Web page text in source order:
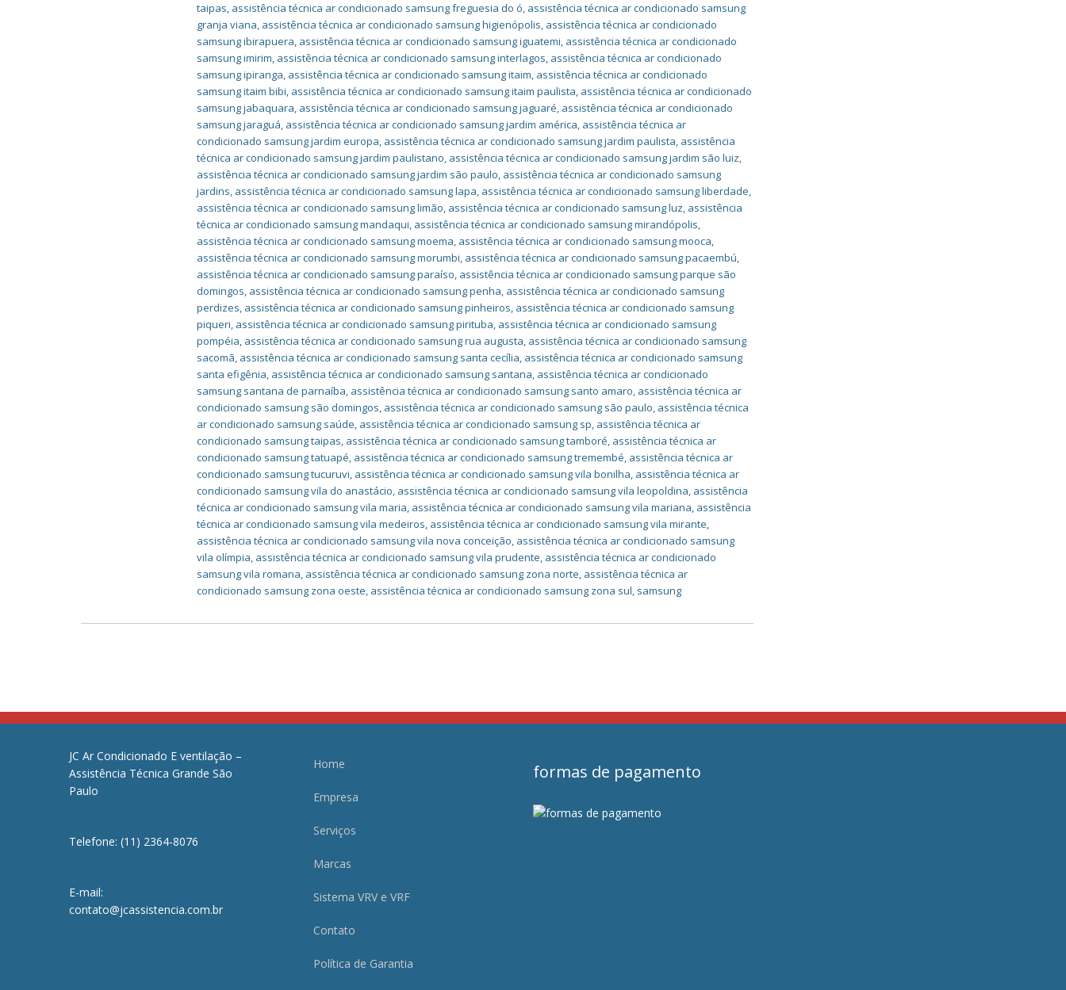
taipas, assistência técnica ar condicionado samsung freguesia do ó, assistência técnica ar condicionado samsung
granja viana, assistência técnica ar condicionado samsung higienópolis, assistência técnica ar condicionado
samsung ibirapuera, assistência técnica ar condicionado samsung iguatemi, assistência técnica ar condicionado
samsung imirim, assistência técnica ar condicionado samsung interlagos, assistência técnica ar condicionado
samsung ipiranga, assistência técnica ar condicionado samsung itaim, assistência técnica ar condicionado
samsung itaim bibi, assistência técnica ar condicionado samsung itaim paulista, assistência técnica ar condicionado
samsung jabaquara, assistência técnica ar condicionado samsung jaguaré, assistência técnica ar condicionado
samsung jaraguá, assistência técnica ar condicionado samsung jardim américa, assistência técnica ar
condicionado samsung jardim europa, assistência técnica ar condicionado samsung jardim paulista, assistência
técnica ar condicionado samsung jardim paulistano, assistência técnica ar condicionado samsung jardim são luiz,
assistência técnica ar condicionado samsung jardim são paulo, assistência técnica ar condicionado samsung
jardins, assistência técnica ar condicionado samsung lapa, assistência técnica ar condicionado samsung liberdade,
assistência técnica ar condicionado samsung limão, assistência técnica ar condicionado samsung luz, assistência
técnica ar condicionado samsung mandaqui, assistência técnica ar condicionado samsung mirandópolis,
assistência técnica ar condicionado samsung moema, assistência técnica ar condicionado samsung mooca,
assistência técnica ar condicionado samsung morumbi, assistência técnica ar condicionado samsung pacaembú,
assistência técnica ar condicionado samsung paraíso, assistência técnica ar condicionado samsung parque são
domingos, assistência técnica ar condicionado samsung penha, assistência técnica ar condicionado samsung
perdizes, assistência técnica ar condicionado samsung pinheiros, assistência técnica ar condicionado samsung
piqueri, assistência técnica ar condicionado samsung pirituba, assistência técnica ar condicionado samsung
pompéia, assistência técnica ar condicionado samsung rua augusta, assistência técnica ar condicionado samsung
sacomã, assistência técnica ar condicionado samsung santa cecília, assistência técnica ar condicionado samsung
santa efigênia, assistência técnica ar condicionado samsung santana, assistência técnica ar condicionado
samsung santana de parnaíba, assistência técnica ar condicionado samsung santo amaro, assistência técnica ar
condicionado samsung são domingos, assistência técnica ar condicionado samsung são paulo, assistência técnica
ar condicionado samsung saúde, assistência técnica ar condicionado samsung sp, assistência técnica ar
condicionado samsung taipas, assistência técnica ar condicionado samsung tamboré, assistência técnica ar
condicionado samsung tatuapé, assistência técnica ar condicionado samsung tremembé, assistência técnica ar
condicionado samsung tucuruvi, assistência técnica ar condicionado samsung vila bonilha, assistência técnica ar
condicionado samsung vila do anastácio, assistência técnica ar condicionado samsung vila leopoldina, assistência
técnica ar condicionado samsung vila maria, assistência técnica ar condicionado samsung vila mariana, assistência
técnica ar condicionado samsung vila medeiros, assistência técnica ar condicionado samsung vila mirante,
assistência técnica ar condicionado samsung vila nova conceição, assistência técnica ar condicionado samsung
vila olímpia, assistência técnica ar condicionado samsung vila prudente, assistência técnica ar condicionado
samsung vila romana, assistência técnica ar condicionado samsung zona norte, assistência técnica ar
condicionado samsung zona oeste, assistência técnica ar condicionado samsung zona sul, samsung
JC Ar Condicionado E ventilação –
Assistência Técnica Grande São
Paulo
Telefone: (11) 2364-8076
E-mail:
contato@jcassistencia.com.br
Home
Empresa
Serviços
Marcas
Sistema VRV e VRF
Contato
Política de Garantia
formas de pagamento